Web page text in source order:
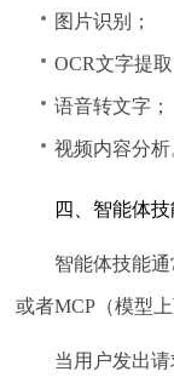
图片识别；
OCR文字提取
语音转文字；
视频内容分析
四、智能体
智能体技能
或者MCP（模型
当用户发出